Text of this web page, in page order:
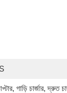
গাড়ি চার্জার, দ্রুত